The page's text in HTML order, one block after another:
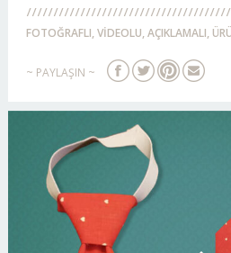
FOTOĞRAFLI, VİDEOLU, AÇIKLAMALI,
~ PAYLAŞIN ~